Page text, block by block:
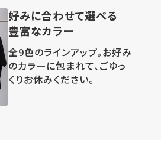
好みに合わせて選べる
豊富なカラー
全9色のラインアップ。お好み
のカラーに包まれて、ごゆっ
くりお休みください。